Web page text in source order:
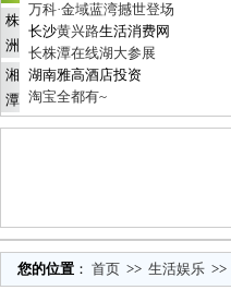
株
洲
湘
潭
万科·金域蓝湾撼世登场
长沙黄兴路生活消费网
长株潭在线湖大参展
湖南雅高酒店投资
淘宝全都有~
您的位置 ： 首页 >> 生活娱乐 >>